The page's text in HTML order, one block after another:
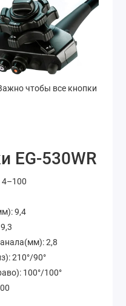
чтобы все кнопки
EG-530WR
4–100
9,4
2,8
210°/90°
100°/100°